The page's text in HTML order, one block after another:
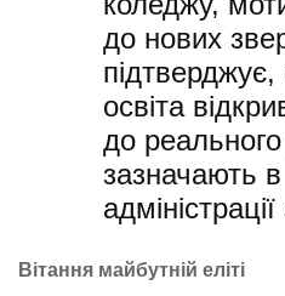
до нових
освіта
до реального
зазначають в
Вітання майбутній еліті